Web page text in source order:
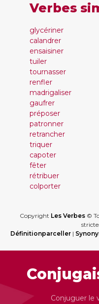
Verbes
glycériner
calandrer
ensaisiner
tuiler
tournasser
renfler
madrigaliser
gaufrer
préposer
patronner
retrancher
triquer
capoter
fêter
rétribuer
colporter
Copyright Les Verbes©
Définitionparceller |
Conjuguer le